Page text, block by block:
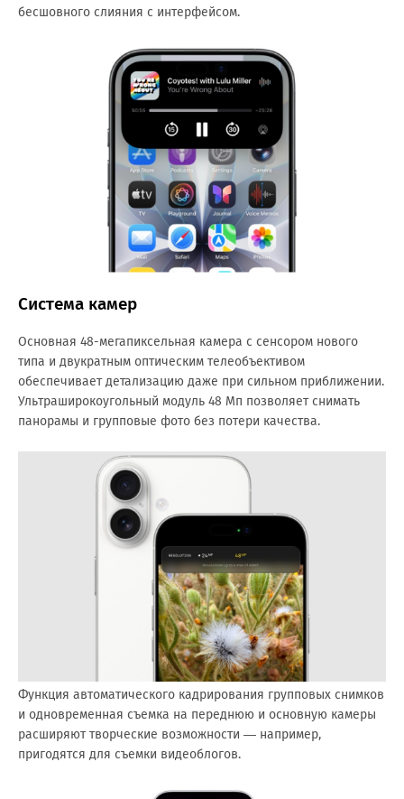
бесшовного слияния с интерфейсом.
Система камер
Основная 48-мегапиксельная камера с сенсором нового
типа и двукратным оптическим телеобъективом
обеспечивает детализацию даже при сильном приближении.
Ультраширокоугольный модуль 48 Мп позволяет снимать
панорамы и групповые фото без потери качества.
Функция автоматического кадрирования групповых снимков
и одновременная съемка на переднюю и основную камеры
расширяют творческие возможности — например,
пригодятся для съемки видеоблогов.